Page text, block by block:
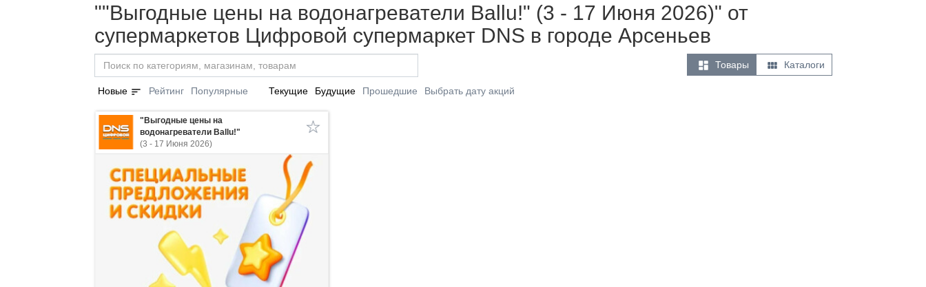
""Выгодные цены на водонагреватели Ballu!" (3 - 17 Июня 2026)" от
супермаркетов Цифровой супермаркет DNS в городе Арсеньев
 Товары  Каталоги
Новые sort Рейтинг Популярные Текущие Будущие Прошедшие Выбрать дату акций
"Выгодные цены на
водонагреватели Ballu!"
(3 - 17 Июня 2026)